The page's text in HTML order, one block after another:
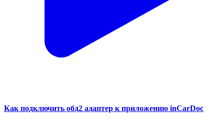
Как подключить обд2 адаптер к приложению inCarDoc